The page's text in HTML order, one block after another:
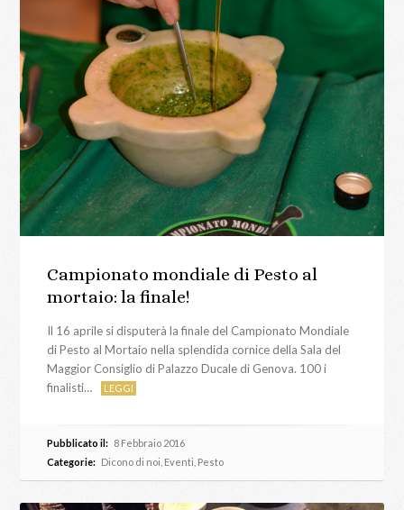
Campionato mondiale di Pesto al
mortaio: la finale!
Il 16 aprile si disputerà la finale del Campionato Mondiale
di Pesto al Mortaio nella splendida cornice della Sala del
Maggior Consiglio di Palazzo Ducale di Genova. 100 i
finalisti…
LEGGI
Pubblicato il: 8 Febbraio 2016
Categorie: Dicono di noi Eventi Pesto